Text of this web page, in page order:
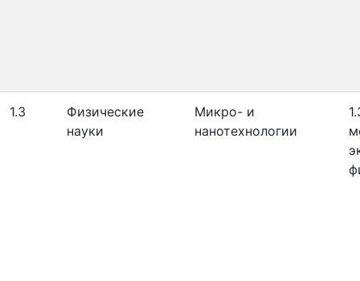
1.3
Физические
науки
Микро- и
нанотехнологии